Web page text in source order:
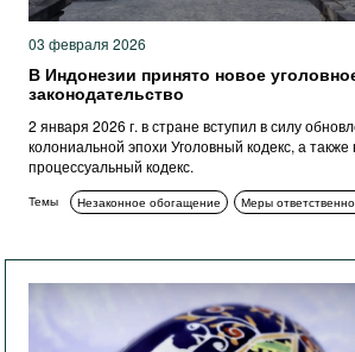
03 февраля 2026
В Индонезии принято новое
законодательство
2 января 2026 г. в стране вступил в силу
колониальной эпохи Уголовный кодекс, а
процессуальный кодекс.
Темы Незаконное обогащение Меры